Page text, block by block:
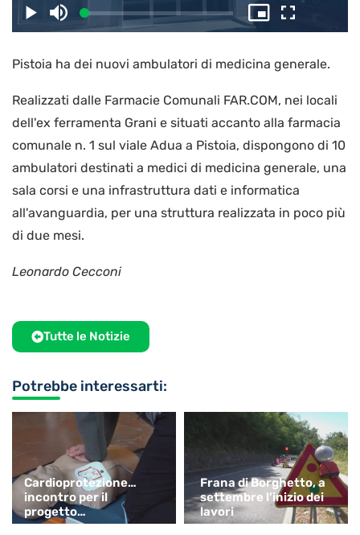
il
video
PlayDisattiva
l’audio
Caricato:
3.59%
Picture-
in-
Schermo
intero
Pistoia ha dei nuovi ambulatori di medicina generale.
Realizzati dalle Farmacie Comunali FAR.COM, nei locali
dell'ex ferramenta Grani e situati accanto alla farmacia
comunale n. 1 sul viale Adua a Pistoia, dispongono di 10
ambulatori destinati a medici di medicina generale, una
sala corsi e una infrastruttura dati e informatica
all'avanguardia, per una struttura realizzata in poco più
di due mesi.
Leonardo Cecconi
Tutte le Notizie
Potrebbe interessarti:
Cardioprotezione…
incontro per il
progetto
“ChiAmaLaVita”
Frana di Borghetto, a
settembre l’inizio dei
lavori